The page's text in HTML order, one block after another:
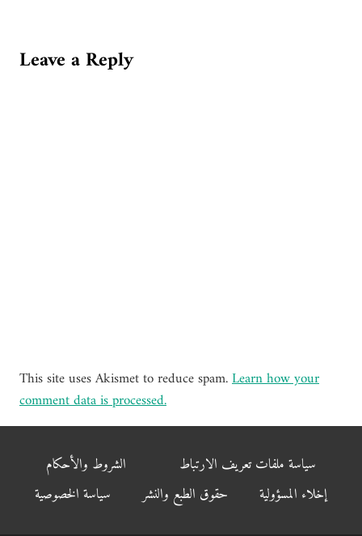
Leave a Reply
This site uses Akismet to reduce spam.Learn how your
comment data is processed.
الشروط والأحكام
سياسة ملفات تعريف الارتباط
سياسة الخصوصية
حقوق الطبع والنشر إخلاء المسؤولية